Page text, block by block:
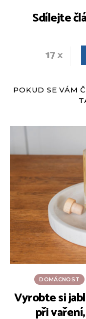
Sdílejte
17
POKUD SE VÁM
DOMÁCNOST
Vyrobte si
při